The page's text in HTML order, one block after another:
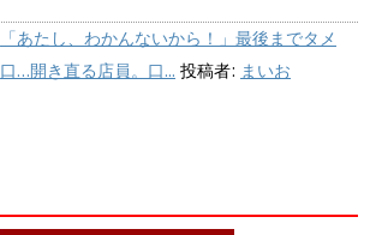
「あたし、わかんないから！」最後までタメ
口…開き直る店員。口... 投稿者: まいお